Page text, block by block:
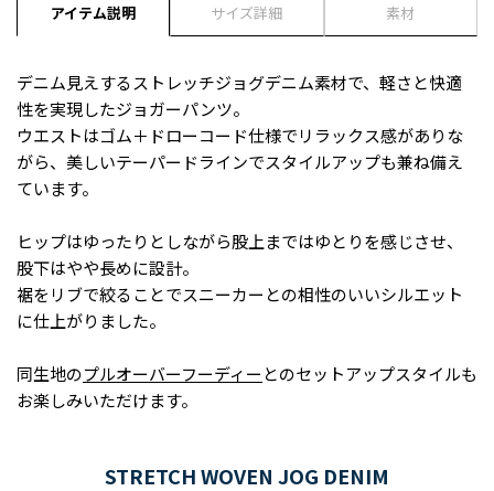
アイテム説明 サイズ詳細 素材
デニム見えするストレッチジョグデニム素材で、軽さと快適
性を実現したジョガーパンツ。
ウエストはゴム＋ドローコード仕様でリラックス感がありな
がら、美しいテーパードラインでスタイルアップも兼ね備え
ています。
ヒップはゆったりとしながら股上まではゆとりを感じさせ、
股下はやや長めに設計。
裾をリブで絞ることでスニーカーとの相性のいいシルエット
に仕上がりました。
同生地のプルオーバーフーディー とのセットアップスタイルも
お楽しみいただけます。
STRETCH WOVEN JOG DENIM